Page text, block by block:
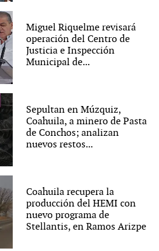
Miguel Riquelme revisará
operación del Centro de
Justicia e Inspección
Municipal de...
Sepultan en Múzquiz,
Coahuila, a minero de Pasta
de Conchos; analizan
nuevos restos...
Coahuila recupera la
producción del HEMI con
nuevo programa de
Stellantis, en Ramos Arizpe